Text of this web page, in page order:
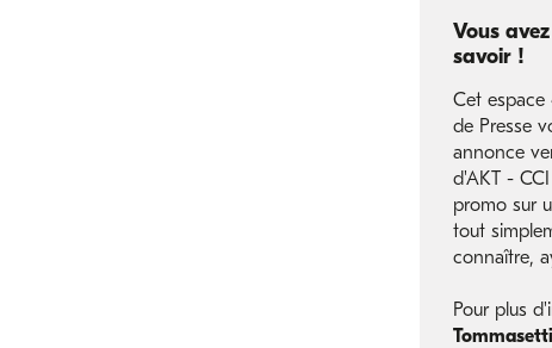
Vous
savoir !
Cet espace
de Presse
annonce
d'AKT -
promo sur
tout
connaître,
Pour plus
Tommasetti